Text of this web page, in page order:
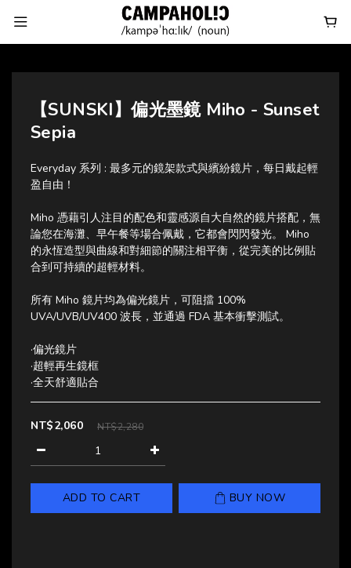
【SUNSKI】偏光墨鏡 Miho - Sunset
Sepia
Everyday 系列 : 最多元的鏡架款式與繽紛鏡片，每日戴起輕
盈自由！
Miho 憑藉引人注目的配色和靈感源自大自然的鏡片搭配，無
論您在海灘、早午餐等場合佩戴，它都會閃閃發光。 Miho
的永恆造型與曲線和對細節的關注相平衡，從完美的比例貼
合到可持續的超輕材料。
所有 Miho 鏡片均為偏光鏡片，可阻擋 100%
UVA/UVB/UV400 波長，並通過 FDA 基本衝擊測試。
·偏光鏡片
·超輕再生鏡框
·全天舒適貼合
NT$2,280
NT$2,060
ADD TO CART BUY NOW